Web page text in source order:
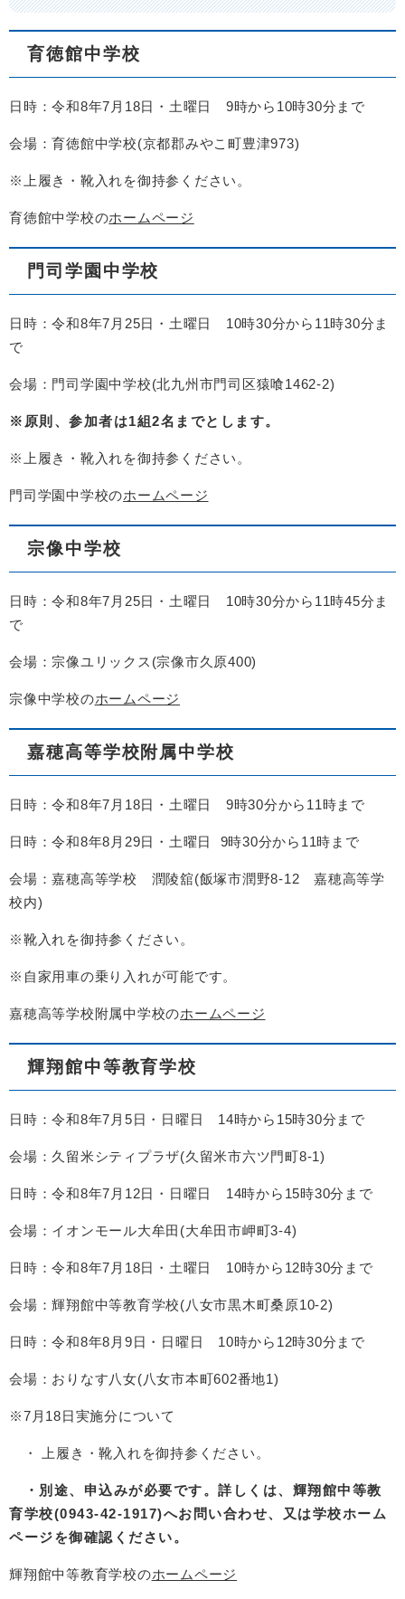
育徳館中学校
日時：令和8年7月18日・土曜日 9時から10時30分まで
会場：育徳館中学校(京都郡みやこ町豊津973)
※上履き・靴入れを御持参ください。
育徳館中学校のホームページ
門司学園中学校
日時：令和8年7月25日・土曜日 10時30分から11時30分ま
で
会場：門司学園中学校(北九州市門司区猿喰1462-2)
※原則、参加者は1組2名までとします。
※上履き・靴入れを御持参ください。
門司学園中学校のホームページ
宗像中学校
日時：令和8年7月25日・土曜日 10時30分から11時45分ま
で
会場：宗像ユリックス(宗像市久原400)
宗像中学校のホームページ
嘉穂高等学校附属中学校
日時：令和8年7月18日・土曜日 9時30分から11時まで
日時：令和8年8月29日・土曜日 9時30分から11時まで
会場：嘉穂高等学校 潤陵舘(飯塚市潤野8-12 嘉穂高等学
校内)
※靴入れを御持参ください。
※自家用車の乗り入れが可能です。
嘉穂高等学校附属中学校のホームページ
輝翔館中等教育学校
日時：令和8年7月5日・日曜日 14時から15時30分まで
会場：久留米シティプラザ(久留米市六ツ門町8-1)
日時：令和8年7月12日・日曜日 14時から15時30分まで
会場：イオンモール大牟田(大牟田市岬町3-4)
日時：令和8年7月18日・土曜日 10時から12時30分まで
会場：輝翔館中等教育学校(八女市黒木町桑原10-2)
日時：令和8年8月9日・日曜日 10時から12時30分まで
会場：おりなす八女(八女市本町602番地1)
※7月18日実施分について
・ 上履き・靴入れを御持参ください。
・別途、申込みが必要です。詳しくは、輝翔館中等教
育学校(0943-42-1917)へお問い合わせ、又は学校ホーム
ページを御確認ください。
輝翔館中等教育学校のホームページ